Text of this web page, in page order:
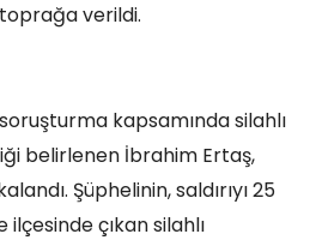
toprağa verildi.
kapsamında silahlı
belirlenen İbrahim Ertaş,
Şüphelinin, saldırıyı 25
ilçesinde çıkan silahlı